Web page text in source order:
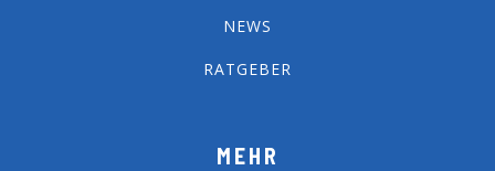
NEWS
RATGEBER
MEHR